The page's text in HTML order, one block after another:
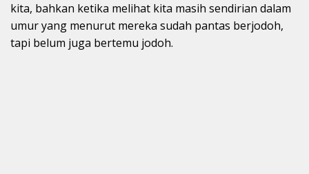
kita, bahkan ketika melihat kita masih sendirian dalam
umur yang menurut mereka sudah pantas berjodoh,
tapi belum juga bertemu jodoh.